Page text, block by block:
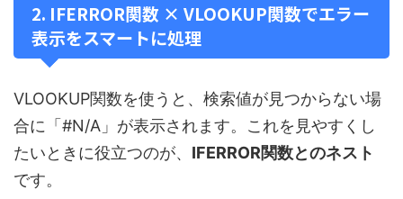
2. IFERROR関数 × VLOOKUP関数でエラー
表示をスマートに処理
VLOOKUP関数を使うと、検索値が見つからない場
合に「#N/A」が表示されます。これを見やすくし
たいときに役立つのが、 IFERROR関数とのネスト
です。